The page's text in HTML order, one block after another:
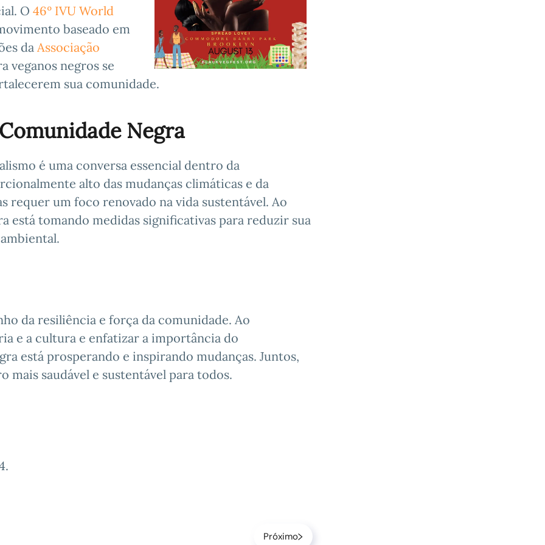
O 46º IVU World
baseado em
da Associação
veganos negros se
sua comunidade.
Negra
é uma conversa essencial dentro da
alto das mudanças climáticas e da
requer um foco renovado na vida sustentável. Ao
está tomando medidas significativas para reduzir sua
da resiliência e força da comunidade. Ao
e a cultura e enfatizar a importância do
está prosperando e inspirando mudanças. Juntos,
saudável e sustentável para todos.
.
Próximo